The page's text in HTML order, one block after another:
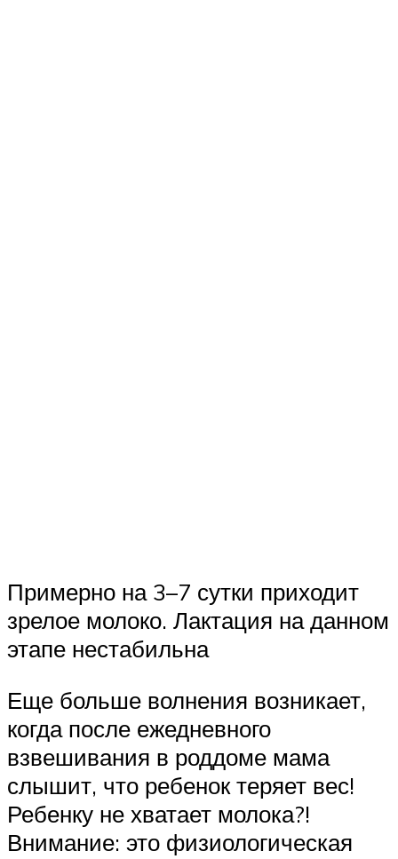
Примерно на 3–7 сутки приходит
зрелое молоко. Лактация на данном
этапе нестабильна
Еще больше волнения возникает,
когда после ежедневного
взвешивания в роддоме мама
слышит, что ребенок теряет вес!
Ребенку не хватает молока?!
Внимание: это физиологическая